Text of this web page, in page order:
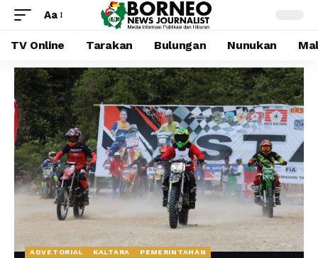
Aa
TV Online Tarakan Bulungan Nunukan
ADVETORIAL KALTARA PEMERINTAHAN